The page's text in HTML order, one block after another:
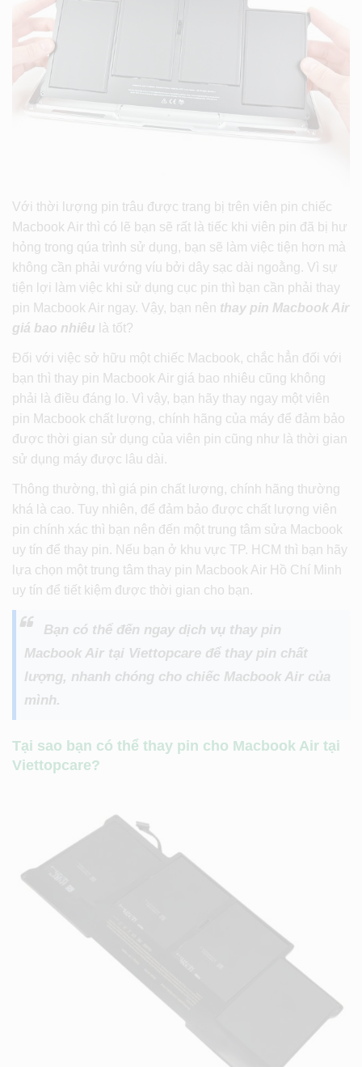
Với thời lượng pin trâu được trang bị trên viên pin chiếc
Macbook Air thì có lẽ bạn sẽ rất là tiếc khi viên pin đã bị hư
hỏng trong qúa trình sử dụng, bạn sẽ làm việc tiện hơn mà
không cần phải vướng víu bởi dây sạc dài ngoằng. Vì sự
tiện lợi làm việc khi sử dụng cục pin thì bạn cần phải thay
pin Macbook Air ngay. Vậy, bạn nên thay pin Macbook Air
giá bao nhiêu là tốt?
Đối với việc sở hữu một chiếc Macbook, chắc hẳn đối với
bạn thì thay pin Macbook Air giá bao nhiêu cũng không
phải là điều đáng lo. Vì vậy, bạn hãy thay ngay một viên
pin Macbook chất lượng, chính hãng của máy để đảm bảo
được thời gian sử dụng của viên pin cũng như là thời gian
sử dụng máy được lâu dài.
Thông thường, thì giá pin chất lượng, chính hãng thường
khá là cao. Tuy nhiên, để đảm bảo được chất lượng viên
pin chính xác thì bạn nên đến một trung tâm sửa Macbook
uy tín để thay pin. Nếu bạn ở khu vực TP. HCM thì bạn hãy
lựa chọn một trung tâm thay pin Macbook Air Hồ Chí Minh
uy tín để tiết kiệm được thời gian cho bạn.
Bạn có thể đến ngay dịch vụ thay pin
Macbook Air tại Viettopcare để thay pin chất
lượng, nhanh chóng cho chiếc Macbook Air của
mình.
Tại sao bạn có thể thay pin cho Macbook Air tại
Viettopcare?